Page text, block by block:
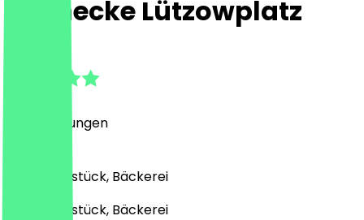
Steinecke Lützowplatz
Bewertungen
Café, Frühstück, Bäckerei
Café, Frühstück, Bäckerei